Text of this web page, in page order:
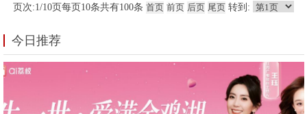
页次:1/10页每页10条共有100条 转到:
今日推荐